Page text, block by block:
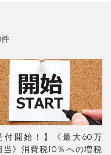
付開始！】《最大60万
当》消費税10％への増税